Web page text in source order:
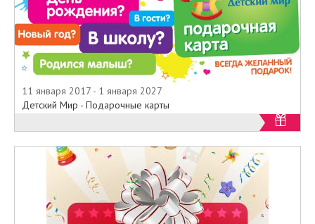
11 января 2017 - 1 января 2027
Детский Мир - Подарочные карты